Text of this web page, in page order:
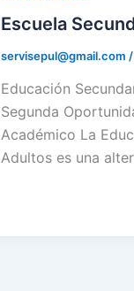
Escuela
servisepul@gmail.com /
Educación
Segunda
Académico La
Adultos es una